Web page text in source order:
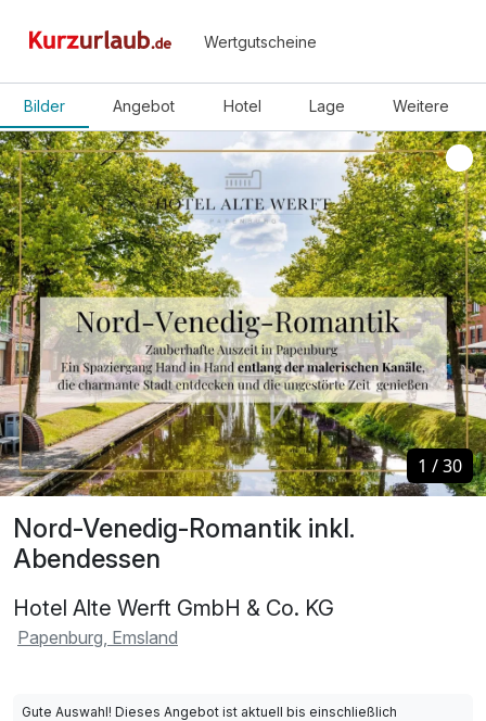
Wertgutscheine
Bilder Angebot Hotel Lage Weitere
Nord-Venedig-Romantik inkl.
Abendessen
Hotel Alte Werft GmbH & Co. KG
Papenburg, Emsland
1 /30
1 /30
Gute Auswahl! Dieses Angebot ist aktuell bis einschließlich